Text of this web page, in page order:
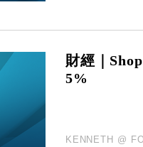
財經｜
5%
KENNETH @